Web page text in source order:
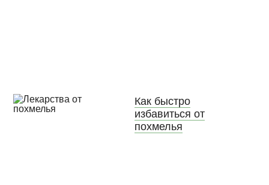
Как быстро
избавиться от
похмелья